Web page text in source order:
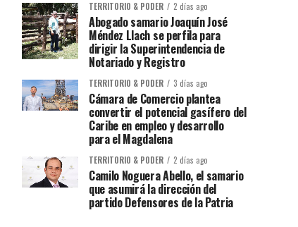
TERRITORIO & PODER 2 días ago
Abogado samario Joaquín José
Méndez Llach se perfila para
dirigir la Superintendencia de
Notariado y Registro
TERRITORIO & PODER 3 días ago
Cámara de Comercio plantea
convertir el potencial gasífero del
Caribe en empleo y desarrollo
para el Magdalena
TERRITORIO & PODER 2 días ago
Camilo Noguera Abello, el samario
que asumirá la dirección del
partido Defensores de la Patria